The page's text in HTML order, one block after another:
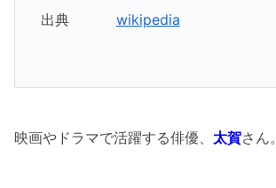
出典 wikipedia
映画やドラマで活躍する俳優、 太賀さん。